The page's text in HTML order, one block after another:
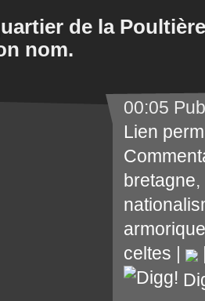
de la
nom.
00:05
Lien
bretagne,
armorique
celtes |